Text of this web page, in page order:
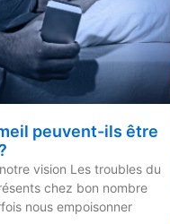
peuvent-ils être
vision Les troubles du
chez bon nombre
nous empoisonner